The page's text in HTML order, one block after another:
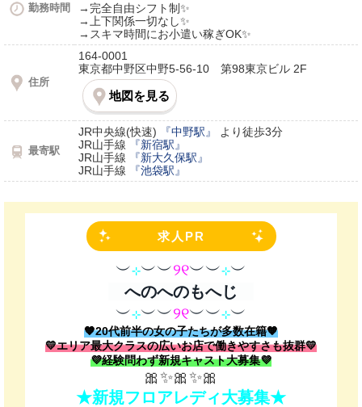
勤務時間
→完全自由シフト制✨
→上下関係一切なし✨
→スキマ時間にお小遣い稼ぎOK✨
住所
164-0001
東京都中野区中野5-56-10 第98東京ビル 2F
地図を見る
最寄駅
JR中央線(快速) 『中野駅』
より徒歩3分
JR山手線
『新宿駅』
JR山手線
『新大久保駅』
JR山手線
『池袋駅』
求人PR
︶⊹︶︶୨୧︶︶⊹︶
へのへのもへじ
︶⊹︶︶୨୧︶︶⊹︶
🧡20代前半の女の子たちが多数在籍🧡
💛エリア最大クラスの広いお店で働きやすさも抜群💛
💜経験問わず新規キャスト大募集💜
🎀✨🎀✨🎀
★新規フロアレディ大募集★